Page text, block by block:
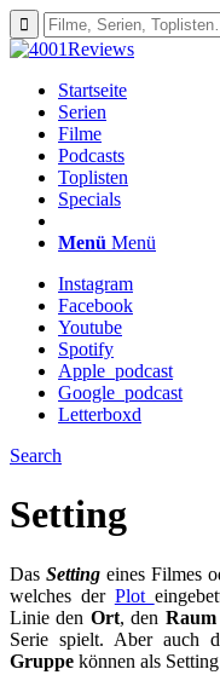
Startseite
Serien
Filme
Podcasts
Toplisten
Specials
Menü Menü
Instagram
Facebook
Youtube
Spotify
Apple_podcast
Google_podcast
Letterboxd
Search
Setting
Das Settingeines Filmes
welches der Plot
Linie den Ort, den Raum
Serie spielt. Aber auch
Gruppe können als